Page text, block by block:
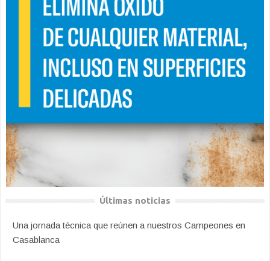
Últimas noticias
Una jornada técnica que reúnen a nuestros Campeones en
Casablanca